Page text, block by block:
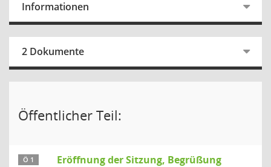
Informationen
2 Dokumente
Öffentlicher Teil:
Ö 1
Eröffnung der Sitzung, Begrüßung